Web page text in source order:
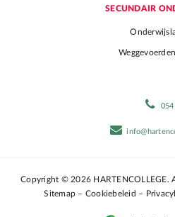
SECUNDAIR
Copyright © 2026 HARTENCOLLEGE.
Sitemap – Cookiebeleid –